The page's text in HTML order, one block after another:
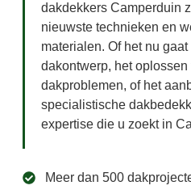
dakdekkers Camperduin
nieuwste technieken en
materialen. Of het nu
dakontwerp, het
dakproblemen, of het
specialistische
expertise die u zoekt in
Meer dan 500